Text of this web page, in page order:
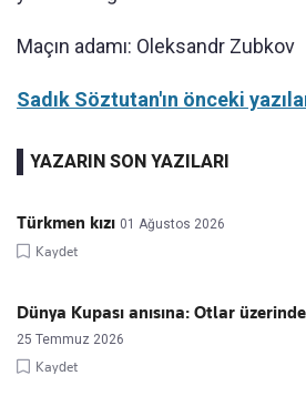
Maçın adamı: Oleksandr Zubkov
Sadık Söztutan'ın önceki
YAZARIN SON YAZILARI
Türkmen kızı 01 Ağustos 2026
Kaydet
Dünya Kupası anısına: Otlar
25 Temmuz 2026
Kaydet